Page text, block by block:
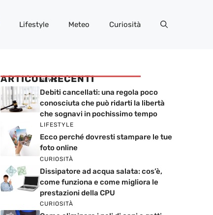
Lifestyle Meteo Curiosità
ARTICOLI RECENTI
NEWS
Debiti cancellati: una regola poco
conosciuta che può ridarti la libertà
che sognavi in pochissimo tempo
LIFESTYLE
Ecco perché dovresti stampare le tue
foto online
CURIOSITÀ
Dissipatore ad acqua salata: cos’è,
come funziona e come migliora le
prestazioni della CPU
CURIOSITÀ